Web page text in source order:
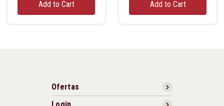
Add to Cart Add to Cart
Ofertas